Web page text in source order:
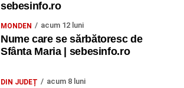
sebesinfo.ro
MONDEN acum 12 luni
Nume care se sărbătoresc de
Sfânta Maria | sebesinfo.ro
DIN JUDEȚ acum 8 luni